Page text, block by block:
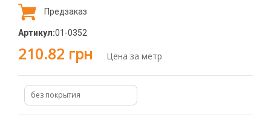
Предзаказ
Артикул:01-0352
210.82 грн Цена за метр
без покрытия